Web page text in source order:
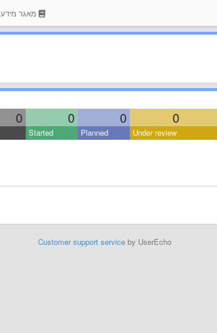
מאגר מידע
0
0
0
0
Under review
Planned
Started
Customer support serviceby UserEcho